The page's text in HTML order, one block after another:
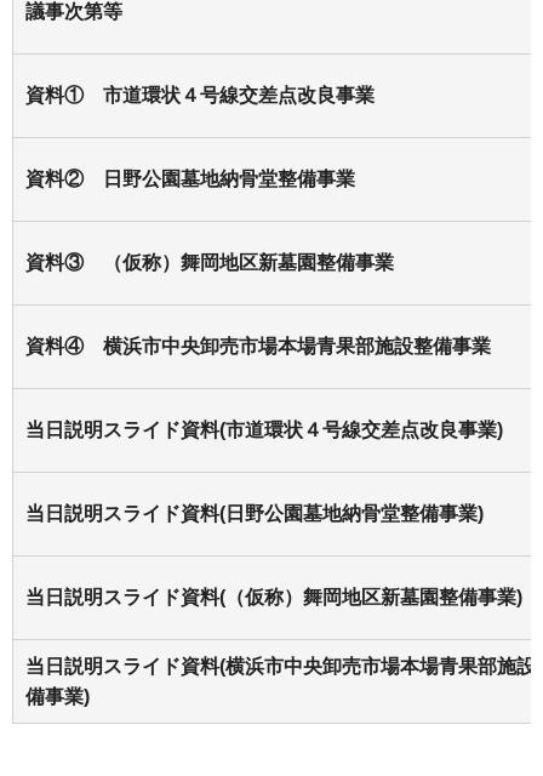
議事次第等
資料① 市道環状４号線交差点改良事業
資料② 日野公園墓地納骨堂整備事業
資料③ （仮称）舞岡地区新墓園整備事業
資料④ 横浜市中央卸売市場本場青果部施設整備事業
当日説明スライド資料(市道環状４号線交差点改良事業)
当日説明スライド資料(日野公園墓地納骨堂整備事業)
当日説明スライド資料(（仮称）舞岡地区新墓園整備事業)
当日説明スライド資料(横浜市中央卸売市場本場青果部施設
備事業)